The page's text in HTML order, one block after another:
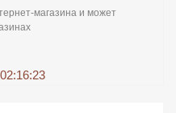
магазина и может